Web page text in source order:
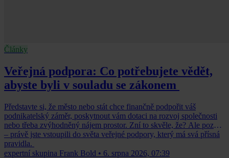
Články
Veřejná podpora: Co potřebujete vědět,
abyste byli v souladu se zákonem
Představte si, že město nebo stát chce finančně podpořit váš
podnikatelský záměr, poskytnout vám dotaci na rozvoj společnosti
nebo třeba zvýhodněný nájem prostor. Zní to skvěle, že? Ale pozor
– právě jste vstoupili do světa veřejné podpory, který má svá přísná
pravidla.
expertní skupina Frank Bold • 6. srpna 2026, 07:39